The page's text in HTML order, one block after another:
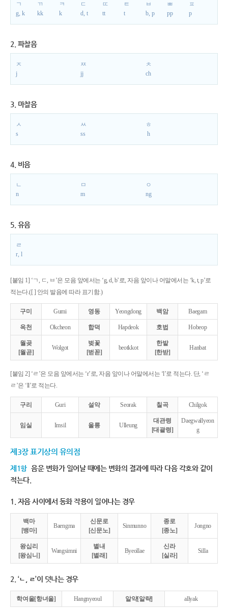
ㄱ
g, k
ㄲ
kk
ㅋ
k
ㄷ
d, t
ㄸ
tt
ㅌ
t
ㅂ
b, p
ㅃ
pp
ㅍ
p
2. 파찰음
ㅈ
j
ㅉ
jj
ㅊ
ch
3. 마찰음
ㅅ
s
ㅆ
ss
ㅎ
h
4. 비음
ㄴ
n
ㅁ
m
ㅇ
ng
5. 유음
ㄹ
r, l
[붙임 1] ‘ㄱ, ㄷ, ㅂ’은 모음 앞에서는 ‘g, d, b’로, 자음 앞이나 어말에서는 ‘k, t, p’로
적는다.([ ] 안의 발음에 따라 표기함.)
구미 Gumi 영동 Yeongdong 백암 Baegam
옥천 Okcheon 합덕 Hapdeok 호법 Hobeop
월곶
[월곧]
Wolgot
벚꽃
[벋꼳]
beotkkot
한밭
[한받]
Hanbat
[붙임 2] ‘ㄹ’은 모음 앞에서는 ‘r’로, 자음 앞이나 어말에서는 ‘l’로 적는다. 단, ‘ㄹ
ㄹ’은 ‘ll’로 적는다.
구리 Guri 설악 Seorak 칠곡 Chilgok
임실 Imsil 울릉 Ulleung
대관령
[대괄령]
Daegwallyeon
g
제3장 표기상의 유의점
제1항 음운 변화가 일어날 때에는 변화의 결과에 따라 다음 각호와 같이
적는다.
1. 자음 사이에서 동화 작용이 일어나는 경우
백마
[뱅마]
Baengma
신문로
[신문노]
Sinmunno
종로
[종노]
Jongno
왕십리
[왕심니]
Wangsimni
별내
[별래]
Byeollae
신라
[실라]
Silla
2. ‘ㄴ, ㄹ’이 덧나는 경우
학여울[항녀울] Hangnyeoul 알약[알략] allyak